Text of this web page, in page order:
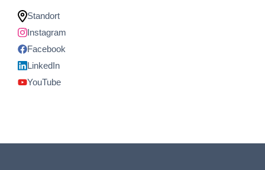
Standort
Instagram
Facebook
LinkedIn
YouTube